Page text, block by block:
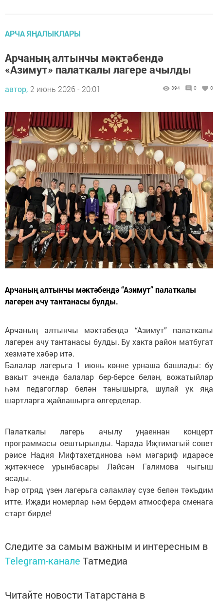
АРЧА ЯҢАЛЫКЛАРЫ
Арчаның алтынчы мәктәбендә
«Азимут» палаткалы лагере ачылды
автор, 2 июнь 2026 - 20:01 394 0 0
Арчаның алтынчы мәктәбендә “Азимут” палаткалы
лагерен ачу тантанасы булды.
Арчаның алтынчы мәктәбендә “Азимут” палаткалы
лагерен ачу тантанасы булды. Бу хакта район матбугат
хезмәте хәбәр итә.
Балалар лагерьга 1 июнь көнне урнаша башлады: бу
вакыт эчендә балалар бер-берсе белән, вожатыйлар
һәм педагоглар белән танышырга, шулай ук яңа
шартларга җайлашырга өлгерделәр.
Палаткалы лагерь ачылу уңаеннан концерт
программасы оештырылды. Чарада Иҗтимагый совет
рәисе Надия Мифтахетдинова һәм мәгариф идарәсе
җитәкчесе урынбасары Ләйсән Галимова чыгыш
ясады.
Һәр отряд үзен лагерьга сәламләү сүзе белән тәкъдим
итте. Иҗади номерлар һәм бердәм атмосфера сменага
старт бирде!
Следите за самым важным и интересным в
Telegram-канале Татмедиа
Читайте новости Татарстана в